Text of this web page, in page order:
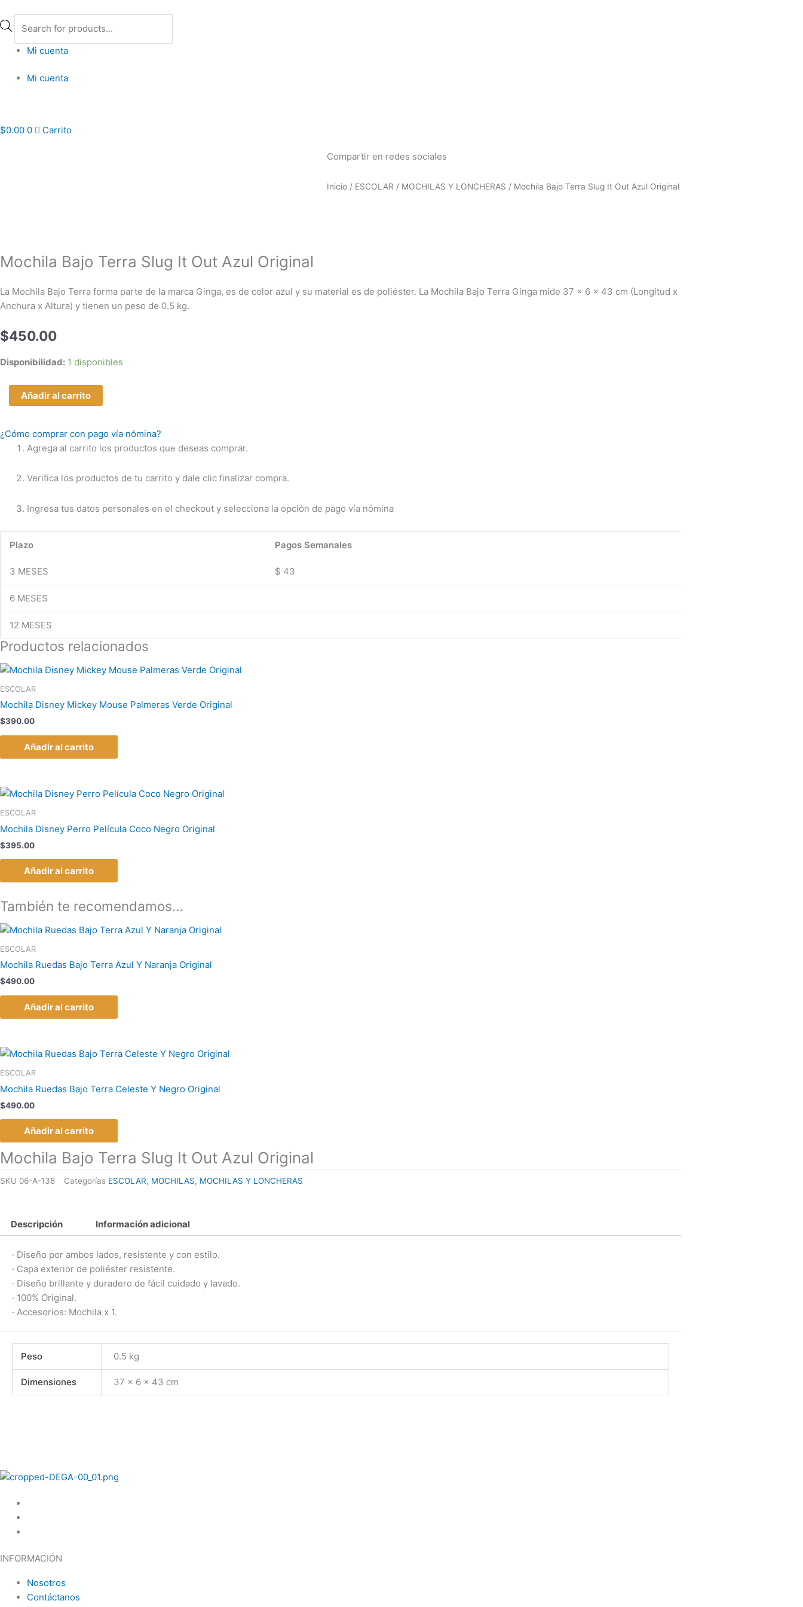
al
contenido
productos
Mi cuenta
Mi cuenta
$0.00 0 Carrito
Compartir en redes sociales
Inicio / ESCOLAR / MOCHILAS Y LONCHERAS / Mochila Bajo Terra Slug It Out Azul Original
Mochila Bajo Terra Slug It Out Azul Original
La Mochila Bajo Terra forma parte de la marca Ginga, es de color azul y su material es de poliéster. La Mochila Bajo Terra Ginga mide 37 x 6 x 43 cm (Longitud x
Anchura x Altura) y tienen un peso de 0.5 kg.
$450.00
Disponibilidad: 1 disponibles
Original
cantidad
Añadir al carrito
¿Cómo comprar con pago vía nómina?
Agrega al carrito los productos que deseas comprar.
Verifica los productos de tu carrito y dale clic finalizar compra.
Ingresa tus datos personales en el checkout y selecciona la opción de pago vía nómina
Plazo Pagos Semanales
3 MESES $ 43
6 MESES
12 MESES
Productos relacionados
ESCOLAR
Mochila Disney Mickey Mouse Palmeras Verde Original
$390.00
Añadir al carrito
ESCOLAR
Mochila Disney Perro Película Coco Negro Original
$395.00
Añadir al carrito
También te recomendamos…
ESCOLAR
Mochila Ruedas Bajo Terra Azul Y Naranja Original
$490.00
Añadir al carrito
ESCOLAR
Mochila Ruedas Bajo Terra Celeste Y Negro Original
$490.00
Añadir al carrito
Mochila Bajo Terra Slug It Out Azul Original
SKU 06-A-138 Categorías ESCOLAR, MOCHILAS, MOCHILAS Y LONCHERAS
Descripción Información adicional
· Diseño por ambos lados, resistente y con estilo.
· Capa exterior de poliéster resistente.
· Diseño brillante y duradero de fácil cuidado y lavado.
· 100% Original.
· Accesorios: Mochila x 1.
Peso 0.5 kg
Dimensiones 37 × 6 × 43 cm
INFORMACIÓN
Nosotros
Contáctanos